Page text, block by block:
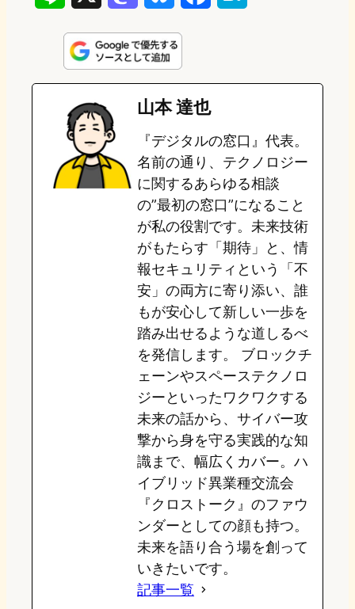
n
e
s
t
o
o
n
u
e
s
k
e
b
o
o
k
e
a
山本 達也
『デジタルの窓口』代表。
名前の通り、テクノロジー
に関するあらゆる相談
の”最初の窓口”になること
が私の役割です。未来技術
がもたらす「期待」と、情
報セキュリティという「不
安」の両方に寄り添い、誰
もが安心して新しい一歩を
踏み出せるような道しるべ
を発信します。 ブロックチ
ェーンやスペーステクノロ
ジーといったワクワクする
未来の話から、サイバー攻
撃から身を守る実践的な知
識まで、幅広くカバー。ハ
イブリッド異業種交流会
『クロストーク』のファウ
ンダーとしての顔も持つ。
未来を語り合う場を創って
いきたいです。
記事一覧